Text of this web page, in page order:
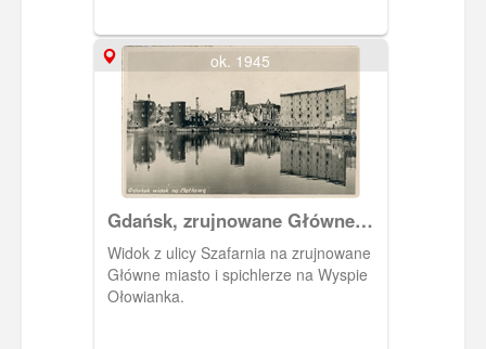
ok. 1945
Gdańsk, zrujnowane Główne
Miasto
Widok z ulicy Szafarnia na zrujnowane
Główne miasto i spichlerze na Wyspie
Ołowianka.